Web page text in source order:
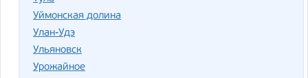
Уймонская долина
Улан-Удэ
Ульяновск
Урожайное